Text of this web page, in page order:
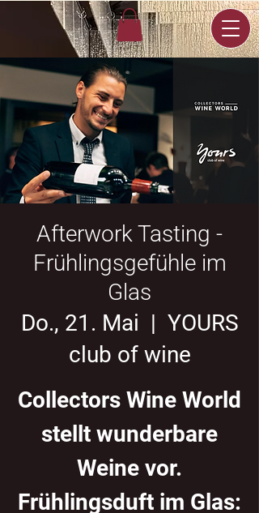
Afterwork Tasting -
Frühlingsgefühle im
Glas
Do., 21. Mai
  |
YOURS
club of wine
Collectors Wine World
stellt wunderbare
Weine vor.
Frühlingsduft im Glas: